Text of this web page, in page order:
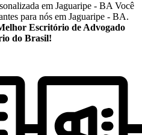
em Jaguaripe - BA Você
para nós em Jaguaripe - BA.
Escritório de Advogado
do Brasil!